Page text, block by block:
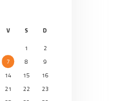
V S
D
1
2
7 8
9
14 15
16
21 22
23